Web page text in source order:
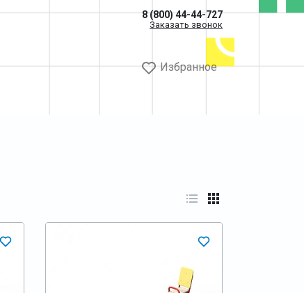
8 (800) 44-44-727
Заказать звонок
Избранное